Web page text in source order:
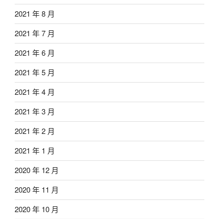
2021 年 8 月
2021 年 7 月
2021 年 6 月
2021 年 5 月
2021 年 4 月
2021 年 3 月
2021 年 2 月
2021 年 1 月
2020 年 12 月
2020 年 11 月
2020 年 10 月